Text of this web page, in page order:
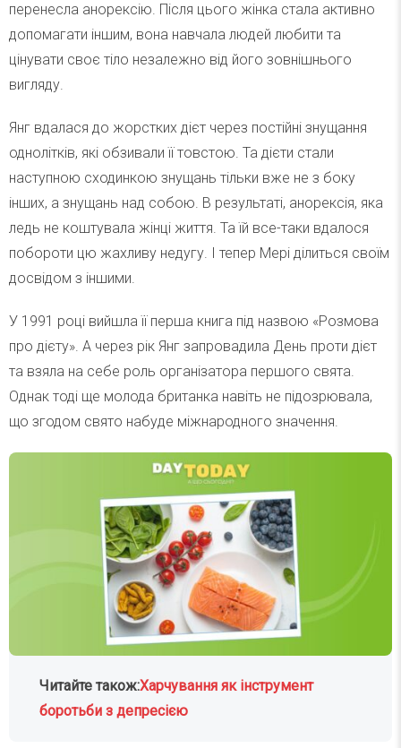
перенесла анорексію. Після цього жінка стала активно
допомагати іншим, вона навчала людей любити та
цінувати своє тіло незалежно від його зовнішнього
вигляду.
Янг вдалася до жорстких дієт через постійні знущання
однолітків, які обзивали її товстою. Та дієти стали
наступною сходинкою знущань тільки вже не з боку
інших, а знущань над собою. В результаті, анорексія, яка
ледь не коштувала жінці життя. Та їй все-таки вдалося
побороти цю жахливу недугу. І тепер Мері ділиться своїм
досвідом з іншими.
У 1991 році вийшла її перша книга під назвою «Розмова
про дієту». А через рік Янг запровадила День проти дієт
та взяла на себе роль організатора першого свята.
Однак тоді ще молода британка навіть не підозрювала,
що згодом свято набуде міжнародного значення.
Читайте також:Харчування як інструмент
боротьби з депресією